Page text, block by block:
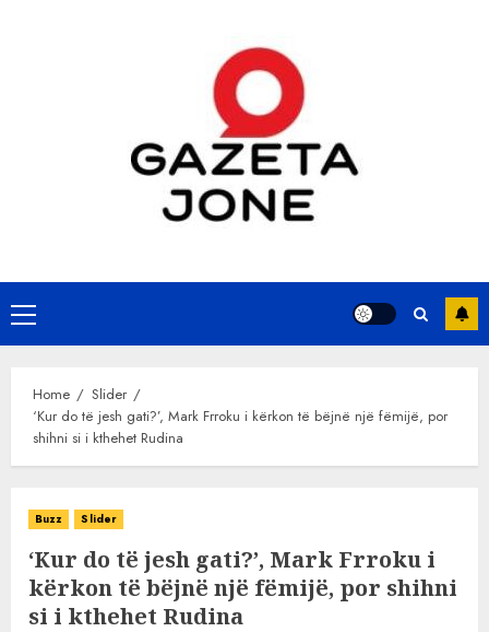
Primary
Menu
Home
Slider
‘Kur do të jesh gati?’, Mark Frroku i kërkon të bëjnë një fëmijë, por
shihni si i kthehet Rudina
Buzz Slider
‘Kur do të jesh gati?’, Mark Frroku i
kërkon të bëjnë një fëmijë, por shihni
si i kthehet Rudina